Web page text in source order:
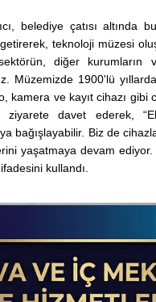
belediye çatısı
teknoloji müzesi
diğer kurumların
Müzemizde 1900'lü
kamera ve kayıt cihazı
ziyarete davet ederek,
bağışlayabilir. Biz de
yaşatmaya devam
kullandı.